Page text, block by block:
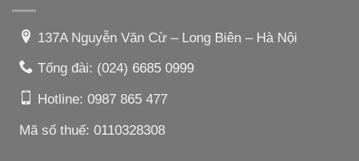
137A Nguyễn Văn Cừ – Long Biên – Hà Nội
Tổng đài: (024) 6685 0999
Hotline: 0987 865 477
Mã số thuế: 0110328308